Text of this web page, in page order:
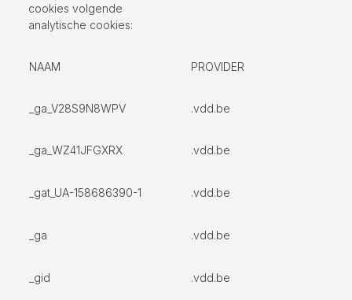
cookies volgende
analytische cookies:
NAAM PROVIDER
_ga_V28S9N8WPV .vdd.be
_ga_WZ41JFGXRX .vdd.be
_gat_UA-158686390-1 .vdd.be
_ga .vdd.be
_gid .vdd.be